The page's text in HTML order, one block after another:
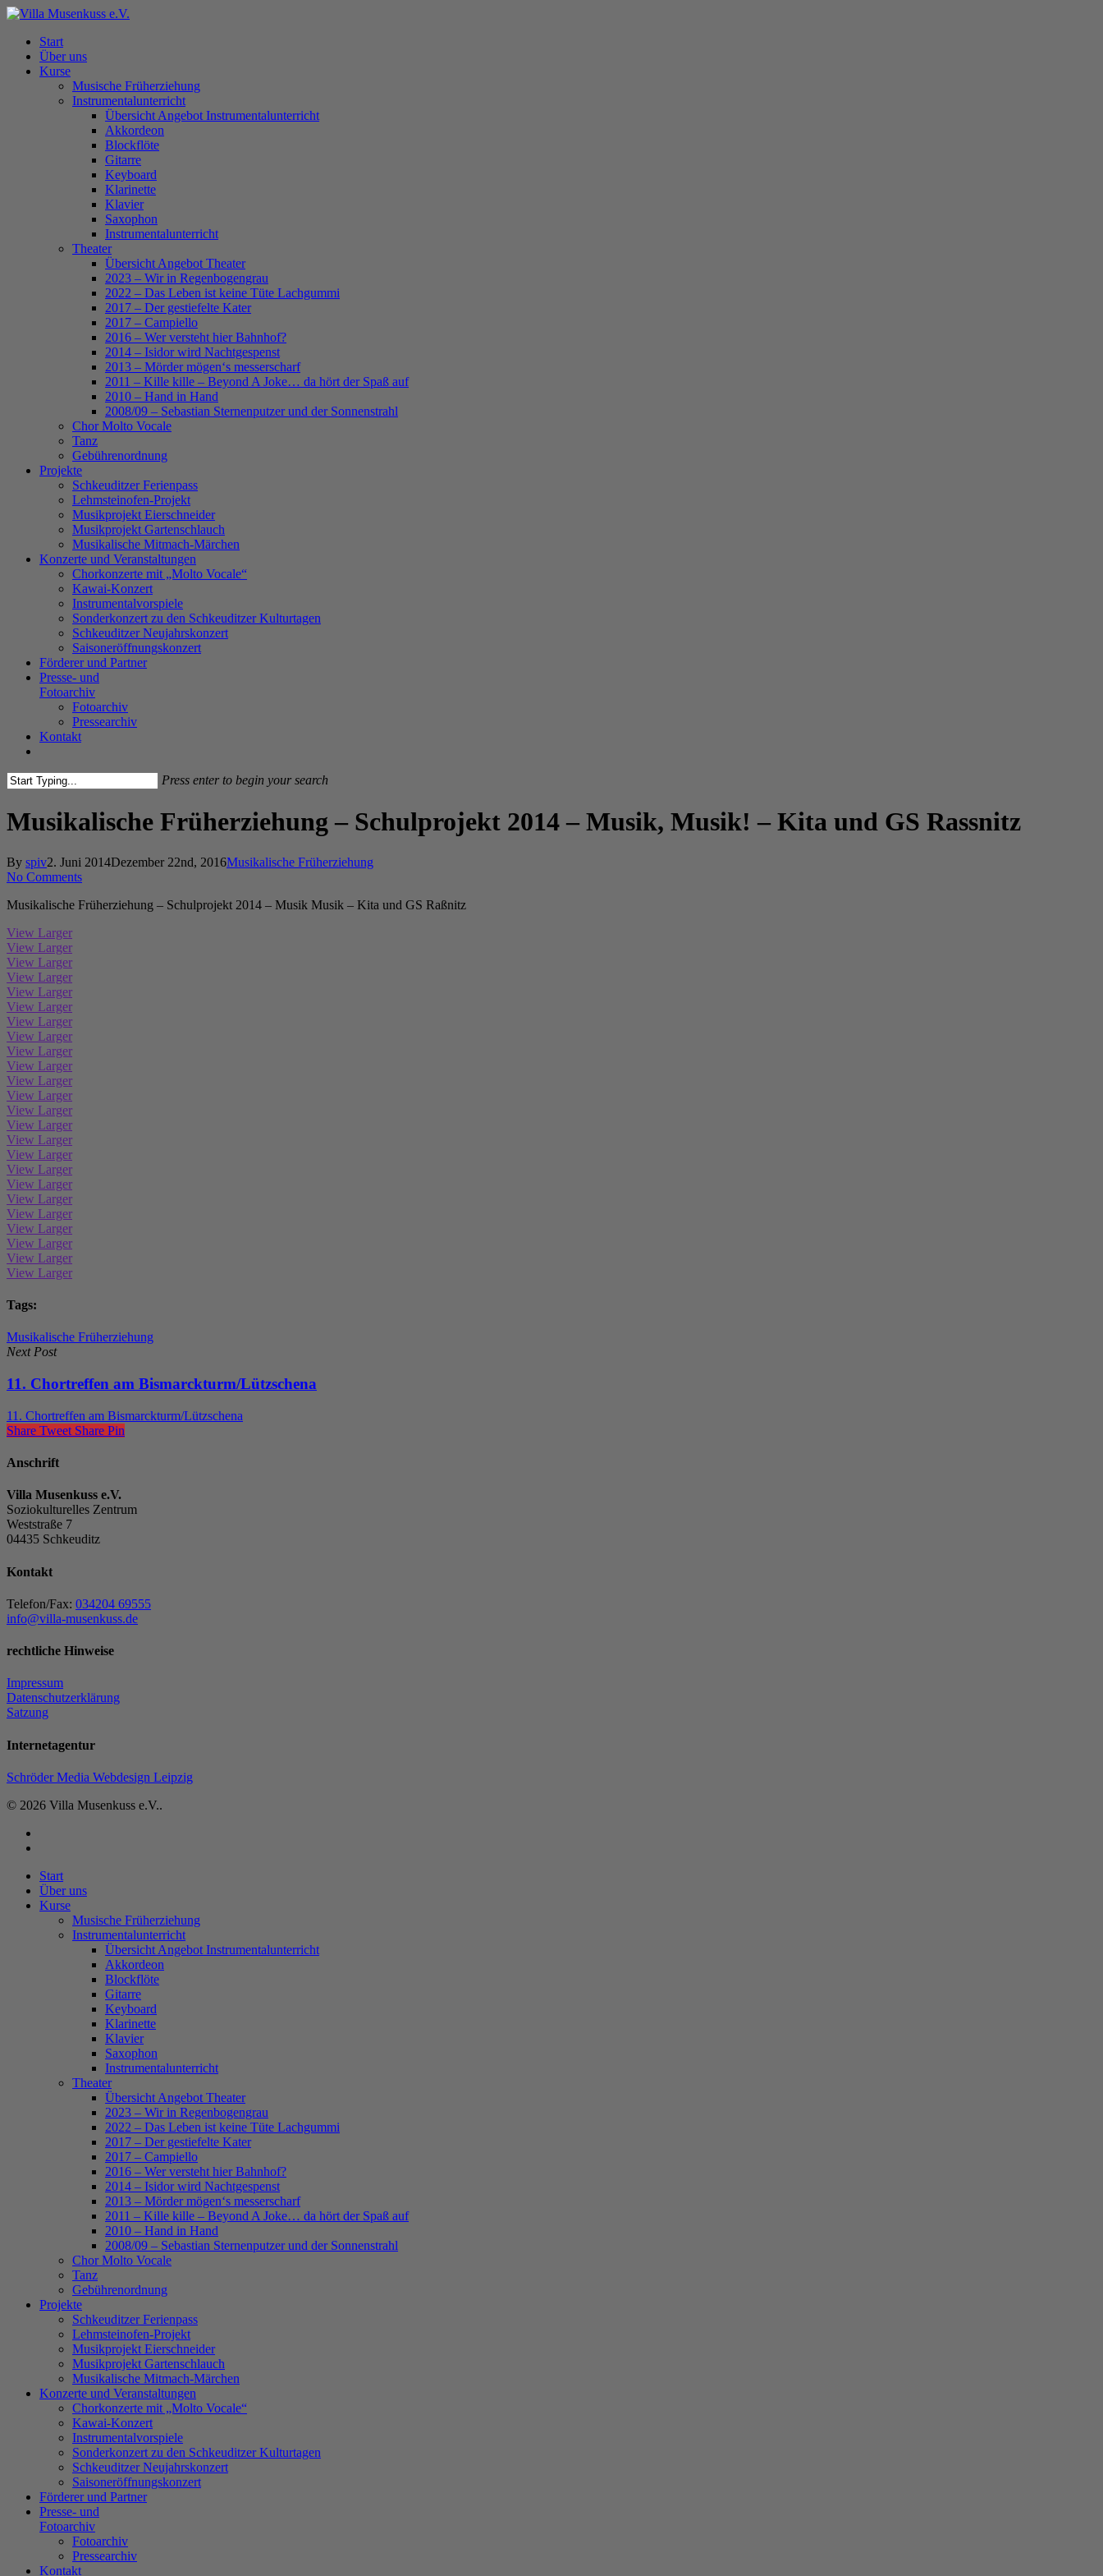
Skip
main
content
Menu
Start
Über uns
Kurse
Musische Früherziehung
Instrumentalunterricht
Übersicht Angebot Instrumentalunterricht
Akkordeon
Blockflöte
Gitarre
Keyboard
Klarinette
Klavier
Saxophon
Instrumentalunterricht
Theater
Übersicht Angebot Theater
2023 – Wir in Regenbogengrau
2022 – Das Leben ist keine Tüte Lachgummi
2017 – Der gestiefelte Kater
2017 – Campiello
2016 – Wer versteht hier Bahnhof?
2014 – Isidor wird Nachtgespenst
2013 – Mörder mögen‘s messerscharf
2011 – Kille kille – Beyond A Joke… da hört der Spaß auf
2010 – Hand in Hand
2008/09 – Sebastian Sternenputzer und der Sonnenstrahl
Chor Molto Vocale
Tanz
Gebührenordnung
Projekte
Schkeuditzer Ferienpass
Lehmsteinofen-Projekt
Musikprojekt Eierschneider
Musikprojekt Gartenschlauch
Musikalische Mitmach-Märchen
Konzerte und Veranstaltungen
Chorkonzerte mit „Molto Vocale“
Kawai-Konzert
Instrumentalvorspiele
Sonderkonzert zu den Schkeuditzer Kulturtagen
Schkeuditzer Neujahrskonzert
Saisoneröffnungskonzert
Förderer und Partner
Presse- und
Fotoarchiv
Fotoarchiv
Pressearchiv
Kontakt
Press enter to begin your search
Search
Musikalische Früherziehung – Schulprojekt 2014 – Musik, Musik! – Kita und GS Rassnitz
By spiv2. Juni 2014Dezember 22nd, 2016Musikalische Früherziehung
No Comments
Musikalische Früherziehung – Schulprojekt 2014 – Musik Musik – Kita und GS Raßnitz
View Larger
View Larger
View Larger
View Larger
View Larger
View Larger
View Larger
View Larger
View Larger
View Larger
View Larger
View Larger
View Larger
View Larger
View Larger
View Larger
View Larger
View Larger
View Larger
View Larger
View Larger
View Larger
View Larger
View Larger
Tags:
Musikalische Früherziehung
Next Post
11. Chortreffen am Bismarckturm/Lützschena
11. Chortreffen am Bismarckturm/Lützschena
Share Tweet Share Pin
Anschrift
Villa Musenkuss e.V.
Soziokulturelles Zentrum
Weststraße 7
04435 Schkeuditz
Kontakt
Telefon/Fax: 034204 69555
info@villa-musenkuss.de
rechtliche Hinweise
Impressum
Datenschutzerklärung
Satzung
Internetagentur
Schröder Media Webdesign Leipzig
© 2026 Villa Musenkuss e.V..
Close
Menu
Start
Über uns
Kurse
Musische Früherziehung
Instrumentalunterricht
Übersicht Angebot Instrumentalunterricht
Akkordeon
Blockflöte
Gitarre
Keyboard
Klarinette
Klavier
Saxophon
Instrumentalunterricht
Theater
Übersicht Angebot Theater
2023 – Wir in Regenbogengrau
2022 – Das Leben ist keine Tüte Lachgummi
2017 – Der gestiefelte Kater
2017 – Campiello
2016 – Wer versteht hier Bahnhof?
2014 – Isidor wird Nachtgespenst
2013 – Mörder mögen‘s messerscharf
2011 – Kille kille – Beyond A Joke… da hört der Spaß auf
2010 – Hand in Hand
2008/09 – Sebastian Sternenputzer und der Sonnenstrahl
Chor Molto Vocale
Tanz
Gebührenordnung
Projekte
Schkeuditzer Ferienpass
Lehmsteinofen-Projekt
Musikprojekt Eierschneider
Musikprojekt Gartenschlauch
Musikalische Mitmach-Märchen
Konzerte und Veranstaltungen
Chorkonzerte mit „Molto Vocale“
Kawai-Konzert
Instrumentalvorspiele
Sonderkonzert zu den Schkeuditzer Kulturtagen
Schkeuditzer Neujahrskonzert
Saisoneröffnungskonzert
Förderer und Partner
Presse- und
Fotoarchiv
Fotoarchiv
Pressearchiv
Kontakt